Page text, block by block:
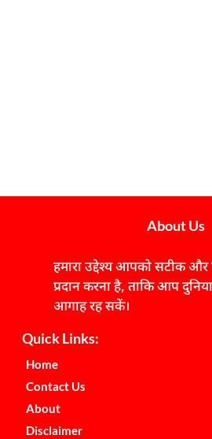
About Us
हमारा उद्देश्य आपको सटीक और
प्रदान करना है, ताकि आप
आगाह रह सकें।
Quick Links:
Home
Contact Us
About
Disclaimer